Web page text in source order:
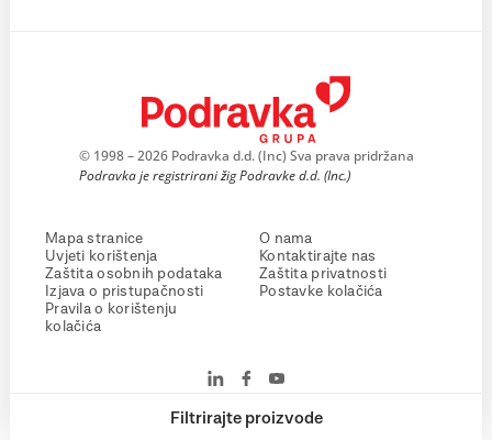
Filtrirajte proizvode
© 1998 – 2026 Podravka d.d. (Inc) Sva prava pridržana
Podravka je registrirani žig Podravke d.d. (Inc.)
Mapa stranice
Uvjeti korištenja
Zaštita osobnih podataka
Izjava o pristupačnosti
Pravila o korištenju
kolačića
O nama
Kontaktirajte nas
Zaštita privatnosti
Postavke kolačića